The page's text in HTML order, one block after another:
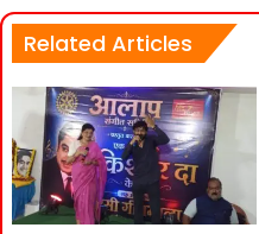
Related Articles